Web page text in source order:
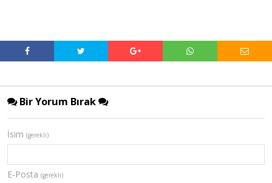
Bir Yorum Bırak
İsim (gerekli)
E-Posta (gerekli)